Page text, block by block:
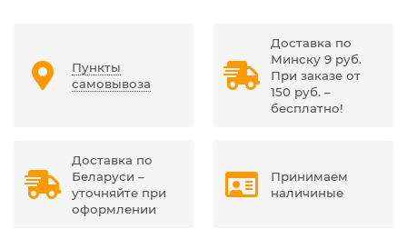
Пункты
самовывоза
Доставка по
Минску 9 руб.
При заказе от
150 руб. –
бесплатно!
Доставка по
Беларуси –
уточняйте при
оформлении
Принимаем
наличиные